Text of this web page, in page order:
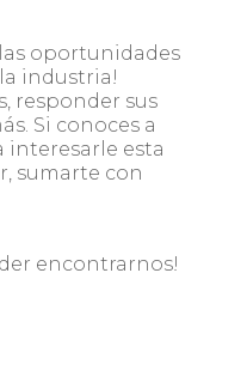
oportunidades
industria!
responder sus
Si conoces a
interesarle esta
sumarte con
encontrarnos!